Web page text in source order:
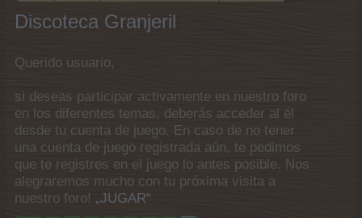
Discoteca Granjeril
Querido usuario,
si deseas participar activamente en nuestro foro
en los diferentes temas, deberás acceder al él
desde tu cuenta de juego. En caso de no tener
una cuenta de juego registrada aún, te pedimos
que te registres en el juego lo antes posible. Nos
alegraremos mucho con tu próxima visita a
nuestro foro! „JUGAR“